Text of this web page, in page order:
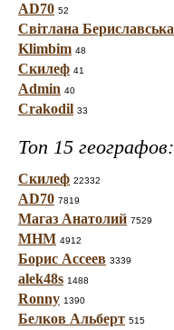
AD70 52
Світлана Бериславська
Klimbim 48
Скилеф 41
Admin 40
Crakodil 33
Топ 15 географов:
Скилеф 22332
AD70 7819
Магаз Анатолий 7529
МНМ 4912
Борис Ассеев 3339
alek48s 1488
Ronny 1390
Белков Альберт 515